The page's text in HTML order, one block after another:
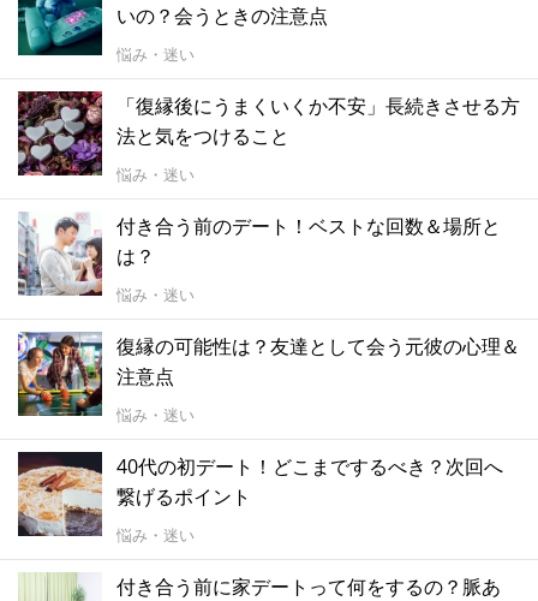
いの？会うときの注意点
悩み・迷い
「復縁後にうまくいくか不安」長続きさせる方
法と気をつけること
悩み・迷い
付き合う前のデート！ベストな回数＆場所と
は？
悩み・迷い
復縁の可能性は？友達として会う元彼の心理＆
注意点
悩み・迷い
40代の初デート！どこまでするべき？次回へ
繋げるポイント
悩み・迷い
付き合う前に家デートって何をするの？脈あ